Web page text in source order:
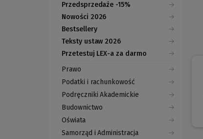
Przedsprzedaże -15%
Nowości 2026
Bestsellery
Teksty ustaw 2026
Przetestuj LEX-a za darmo
(Nowe
okno)
(Link
do
innej
strony)
Prawo
Podatki i rachunkowość
Podręczniki Akademickie
Budownictwo
Oświata
Samorząd i Administracja